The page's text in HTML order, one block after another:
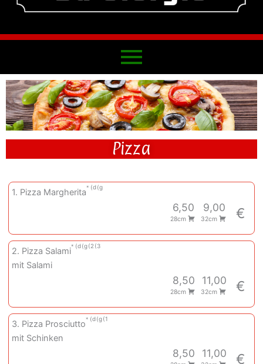
Pizza
1. Pizza Margherita
d g
6,50
28cm
9,00
32cm €
2. Pizza Salami
d g 2 3
mit Salami
8,50
28cm
11,00
32cm €
3. Pizza Prosciutto
d g 1
mit Schinken
8,50 11,00 €